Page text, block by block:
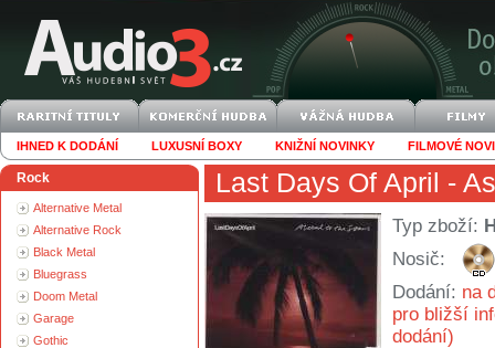
IHNED K DODÁNÍ LUXUSNÍ BOXY KNIŽNÍ NOVINKY FILMOVÉ
Rock
Alternative Metal
Alternative Rock
Black Metal
Bluegrass
Doom Metal
Garage
Gothic
Last Days Of April -
Typ zboží:
Nosič:
Dodání: na
pro bližší
dodání)